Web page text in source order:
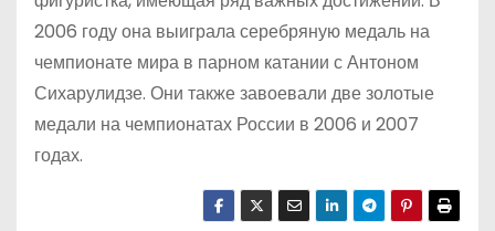
2006 году она выиграла серебряную медаль на
чемпионате мира в парном катании с Антоном
Сихарулидзе. Они также завоевали две золотые
медали на чемпионатах России в 2006 и 2007
годах.